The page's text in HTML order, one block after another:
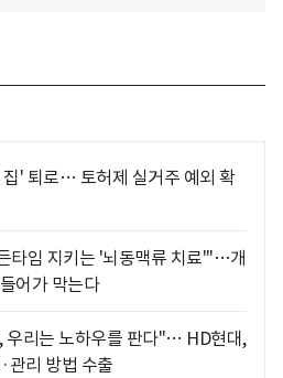
집' 퇴로… 토허제 실거주 예외 확
타임 지키는 '뇌동맥류 치료'"…개
어가 막는다
우리는 노하우를 판다"… HD현대,
관리 방법 수출